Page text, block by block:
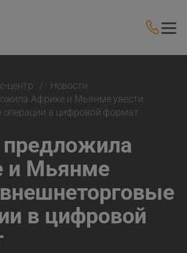
центр
Новости
Африке и Мьянме увести
операции в цифровой формат
предложила
и Мьянме
в цифровой